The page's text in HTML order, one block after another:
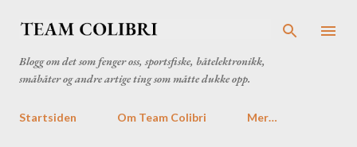
Blogg om det som fenger oss, sportsfiske, båtelektronikk,
småbåter og andre artige ting som måtte dukke opp.
Startsiden Om Team Colibri Mer…